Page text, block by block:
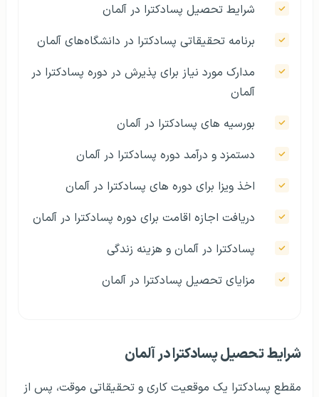
شرایط تحصیل پسادکترا در آلمان
برنامه تحقیقاتی پسادکترا در دانشگاه‌های آلمان
مدارک مورد نیاز برای پذیرش در دوره پسادکترا در
آلمان
بورسیه‌ های پسادکترا در آلمان
دستمزد و درآمد دوره پسادکترا در آلمان
اخذ ویزا برای دوره‌ های پسادکترا در آلمان
دریافت اجازه اقامت برای دوره پسادکترا در آلمان
پسادکترا در آلمان و هزینه زندگی
مزایای تحصیل پسادکترا در آلمان
شرایط تحصیل پسادکترا در آلمان
مقطع پسادکترا یک موقعیت کاری و تحقیقاتی موقت، پس از